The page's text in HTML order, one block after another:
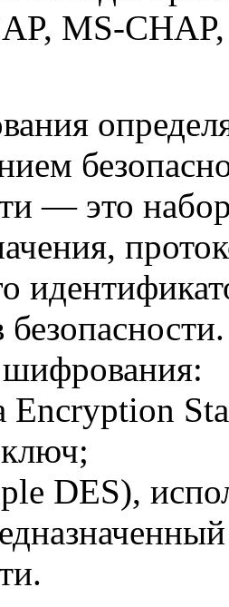
MS-
— это
Encryption
DES),